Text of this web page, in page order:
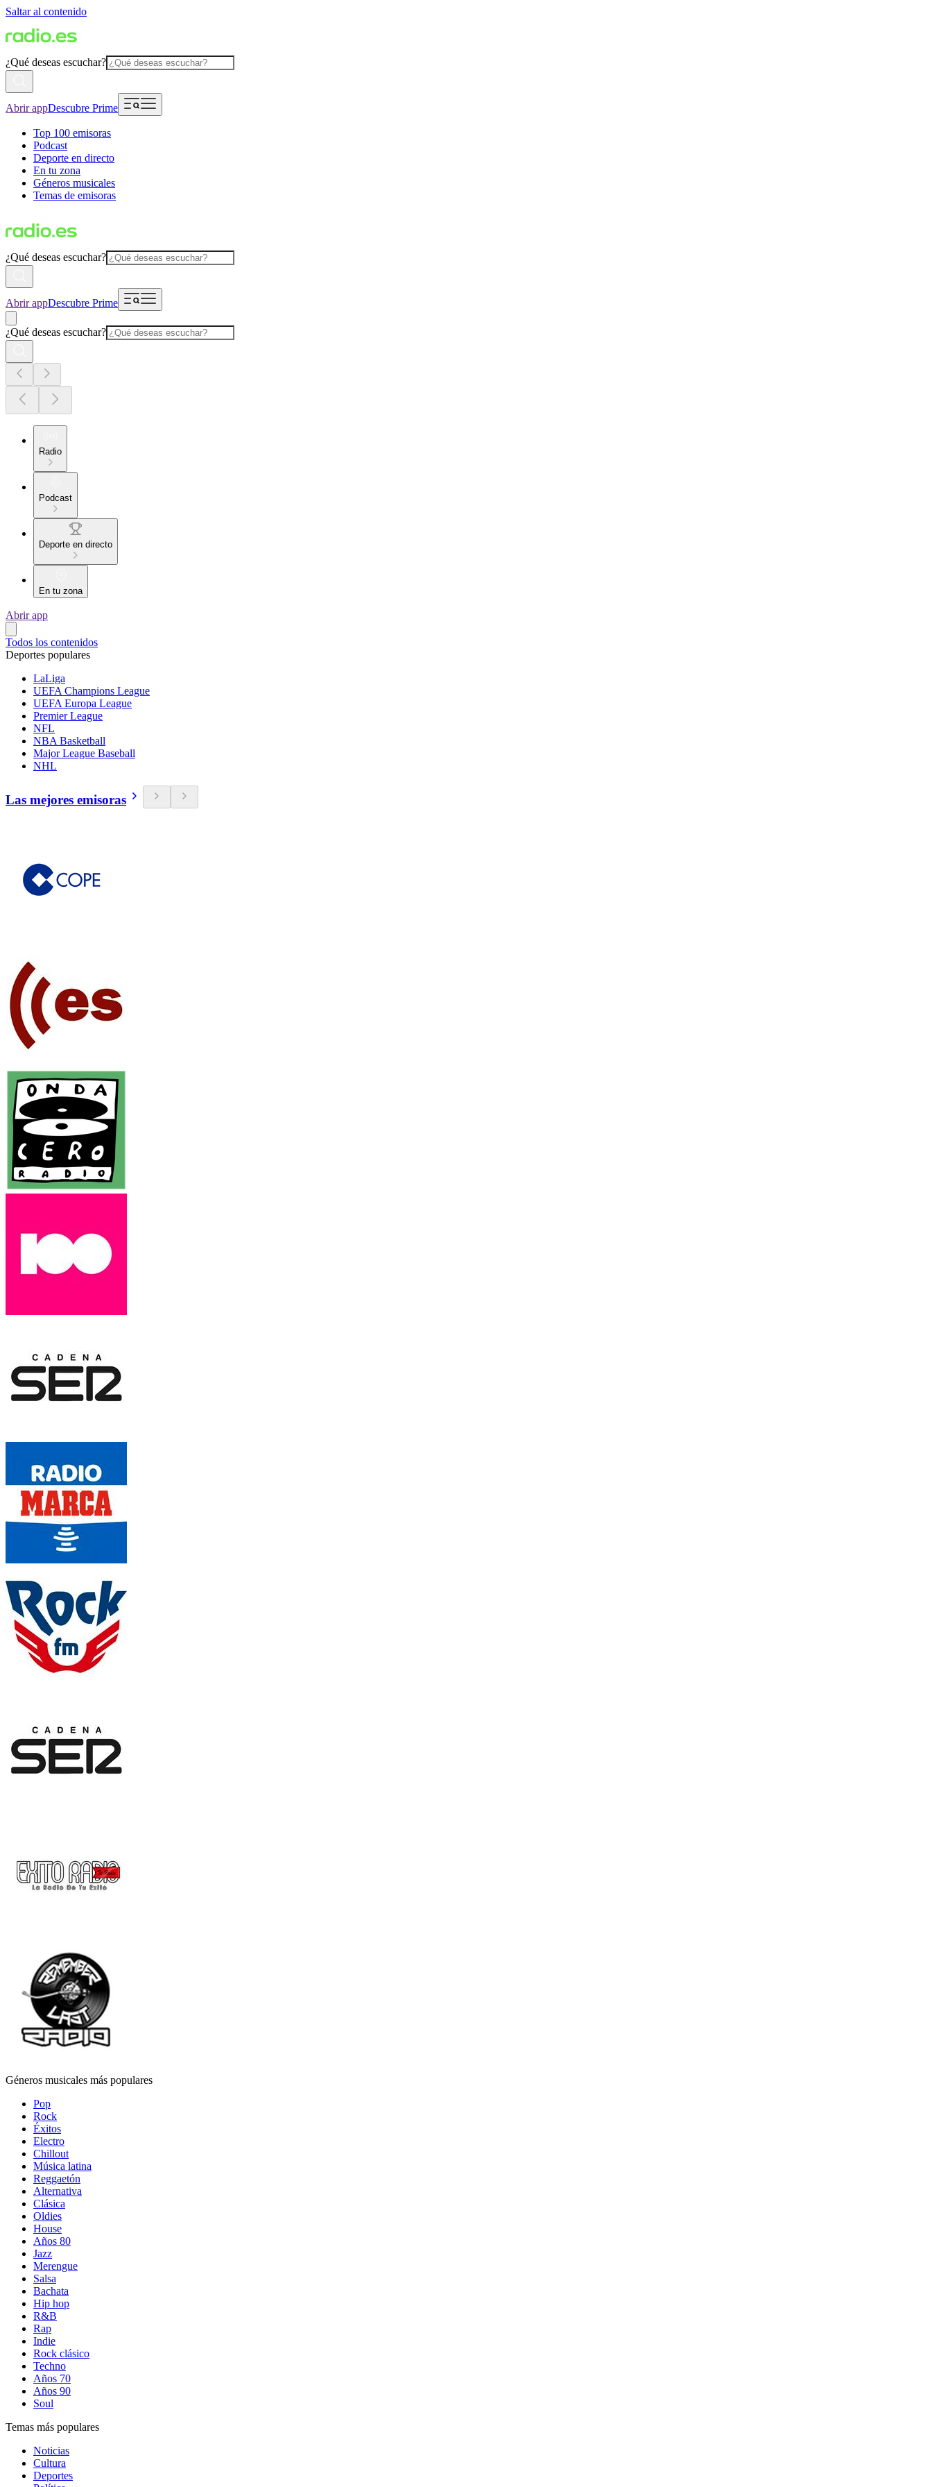
Saltar al contenido
¿Qué deseas escuchar?
Abrir appDescubre Prime
Top 100 emisoras
Podcast
Deporte en directo
En tu zona
Géneros musicales
Temas de emisoras
¿Qué deseas escuchar?
Abrir appDescubre Prime
¿Qué deseas escuchar?
Radio
Podcast
Deporte en directo
En tu zona
Abrir app
Todos los contenidos
Deportes populares
LaLiga
UEFA Champions League
UEFA Europa League
Premier League
NFL
NBA Basketball
Major League Baseball
NHL
Las mejores emisoras
Géneros musicales más populares
Pop
Rock
Éxitos
Electro
Chillout
Música latina
Reggaetón
Alternativa
Clásica
Oldies
House
Años 80
Jazz
Merengue
Salsa
Bachata
Hip hop
R&B
Rap
Indie
Rock clásico
Techno
Años 70
Años 90
Soul
Temas más populares
Noticias
Cultura
Deportes